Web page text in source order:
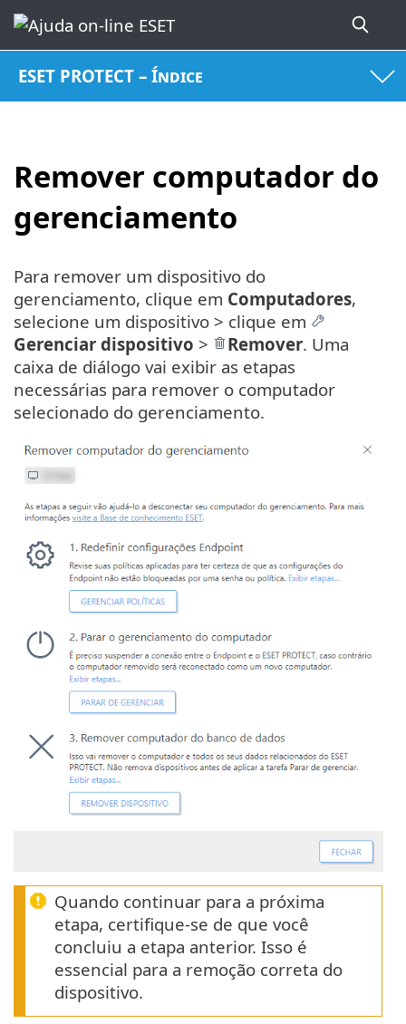
ESET PROTECT – Índice
Remover computador do
gerenciamento
Para remover um dispositivo do
gerenciamento, clique em Computadores,
selecione um dispositivo > clique em
Gerenciar dispositivo > Remover. Uma
caixa de diálogo vai exibir as etapas
necessárias para remover o computador
selecionado do gerenciamento.
Quando continuar para a próxima
etapa, certifique-se de que você
concluiu a etapa anterior. Isso é
essencial para a remoção correta do
dispositivo.